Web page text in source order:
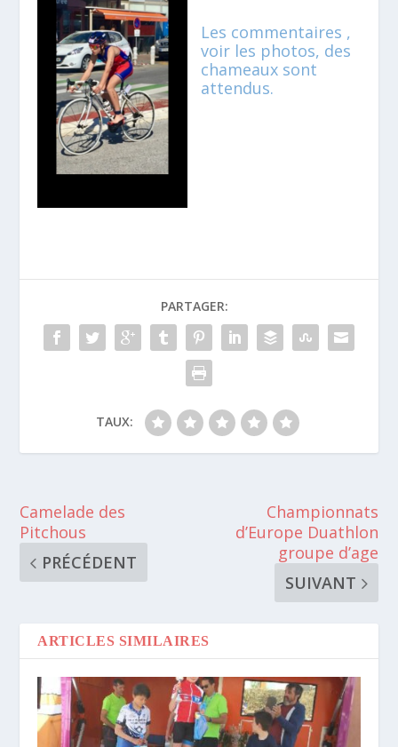
Les commentaires ,
voir les photos, des
chameaux sont
attendus.
PARTAGER:
TAUX:
Camelade des
Pitchous
PRÉCÉDENT
Championnats
d’Europe Duathlon
groupe d’age
SUIVANT
ARTICLES SIMILAIRES